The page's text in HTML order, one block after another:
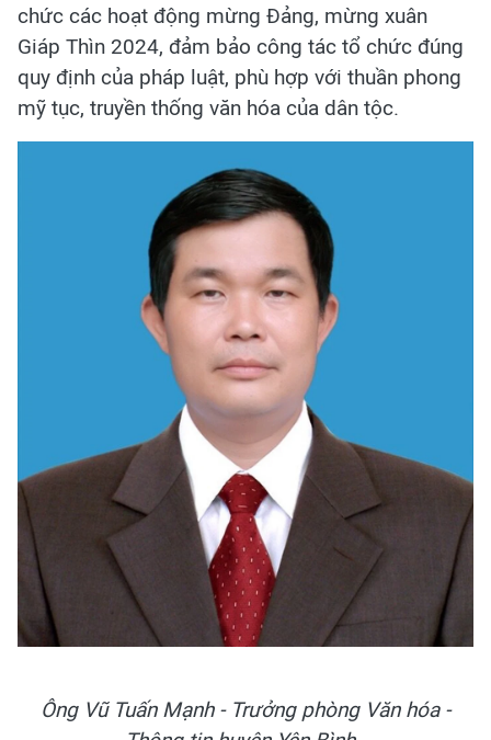
chức các hoạt động mừng Đảng, mừng xuân
Giáp Thìn 2024, đảm bảo công tác tổ chức đúng
quy định của pháp luật, phù hợp với thuần phong
mỹ tục, truyền thống văn hóa của dân tộc.
Ông Vũ Tuấn Mạnh - Trưởng phòng Văn hóa -